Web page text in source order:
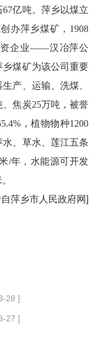
亿吨。萍乡以煤立
办萍乡煤矿，1908
资企业――汉冶萍公
煤矿为该公司重要
产、运输、洗煤、
、焦炭25万吨，被誉
，植物物种1200
、草水、莲江五条
/年，水能源可开发
自萍乡市人民政府网]
28 ]
27 ]